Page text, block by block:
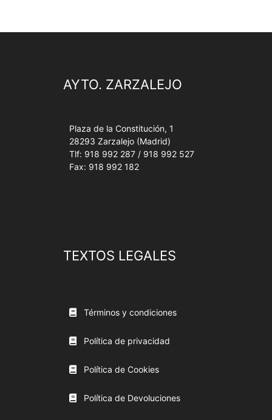
AYTO. ZARZALEJO
Plaza de la Constitución, 1
28293 Zarzalejo (Madrid)
Tlf: 918 992 287 / 918 992 527
Fax: 918 992 182
TEXTOS LEGALES
Términos y condiciones
Política de privacidad
Política de Cookies
Política de Devoluciones